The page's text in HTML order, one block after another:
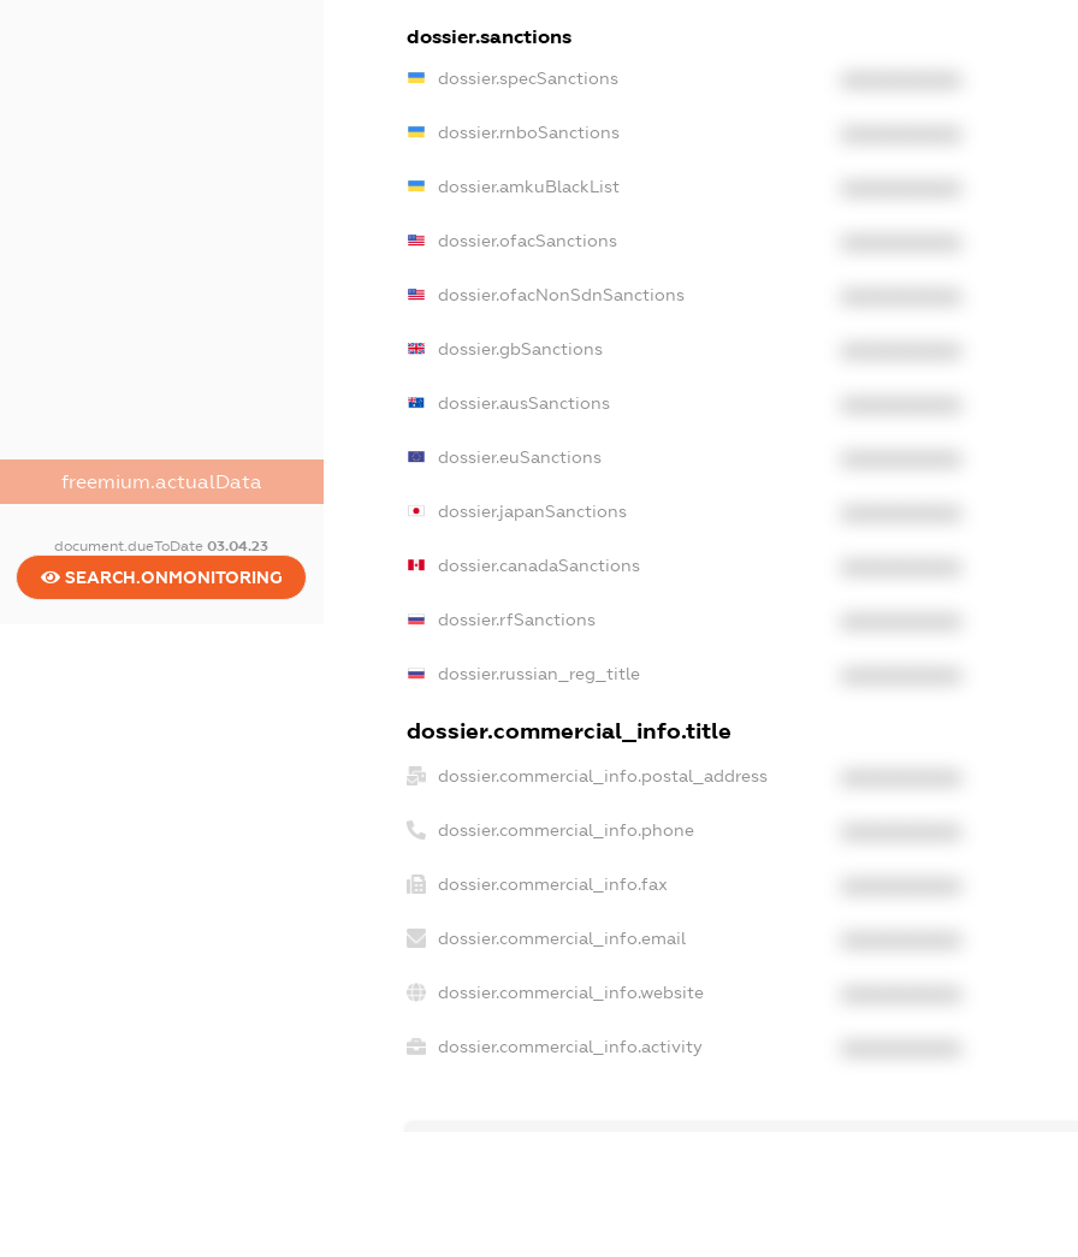
freemium.actualData
document.dueToDate03.04.23
SEARCH.ONMONITORING
dossier.sanctions
dossier.specSanctions
dossier.rnboSanctions
dossier.amkuBlackList
dossier.ofacSanctions
dossier.ofacNonSdnSanctions
dossier.gbSanctions
dossier.ausSanctions
dossier.euSanctions
dossier.japanSanctions
dossier.canadaSanctions
dossier.rfSanctions
dossier.russian_reg_title
dossier.commercial_info.title
dossier.commercial_info.postal_address
dossier.commercial_info.phone
dossier.commercial_info.fax
dossier.commercial_info.email
dossier.commercial_info.website
dossier.commercial_info.activity